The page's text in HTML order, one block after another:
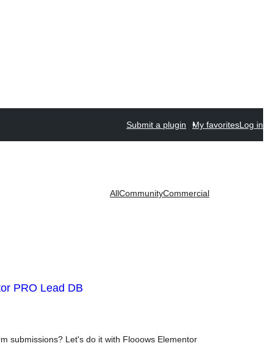
Submit a plugin My favoritesLog in
AllCommunityCommercial
PRO Lead DB
submissions? Let's do it with Flooows Elementor